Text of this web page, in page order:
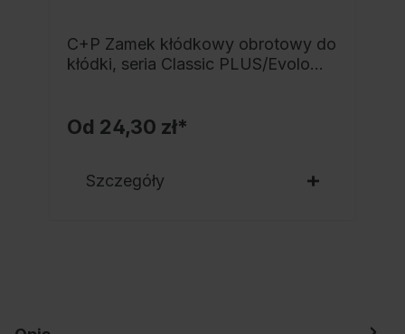
C+P Zamek kłódkowy obrotowy do
kłódki, seria Classic PLUS/Evolo
Od 24,30 zł*
Szczegóły